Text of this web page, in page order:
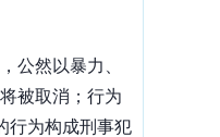
公然以暴力、
被取消；行为
行为构成刑事犯